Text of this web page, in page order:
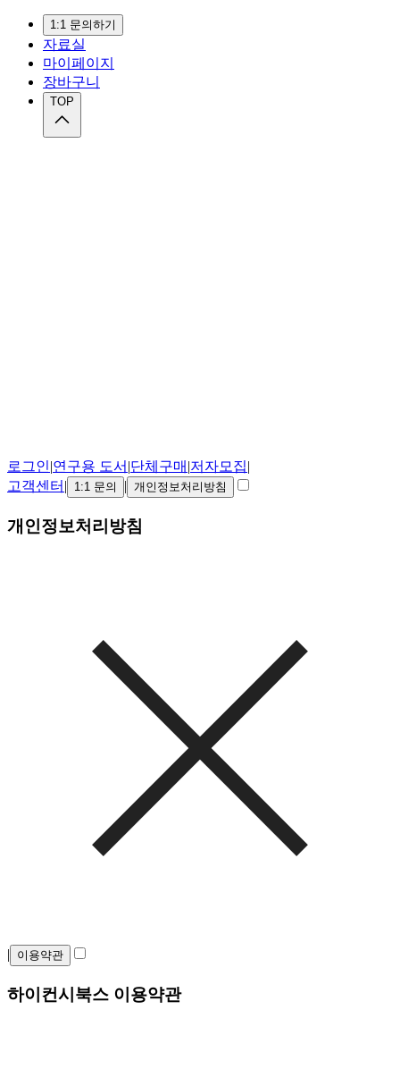
1:1 문의하기
자료실
마이페이지
장바구니
TOP
로그인|연구용 도서 |단체구매 |저자모집|
고객센터 | 1:1 문의 | 개인정보처리방침
개인정보처리방침
| 이용약관
하이컨시북스 이용약관